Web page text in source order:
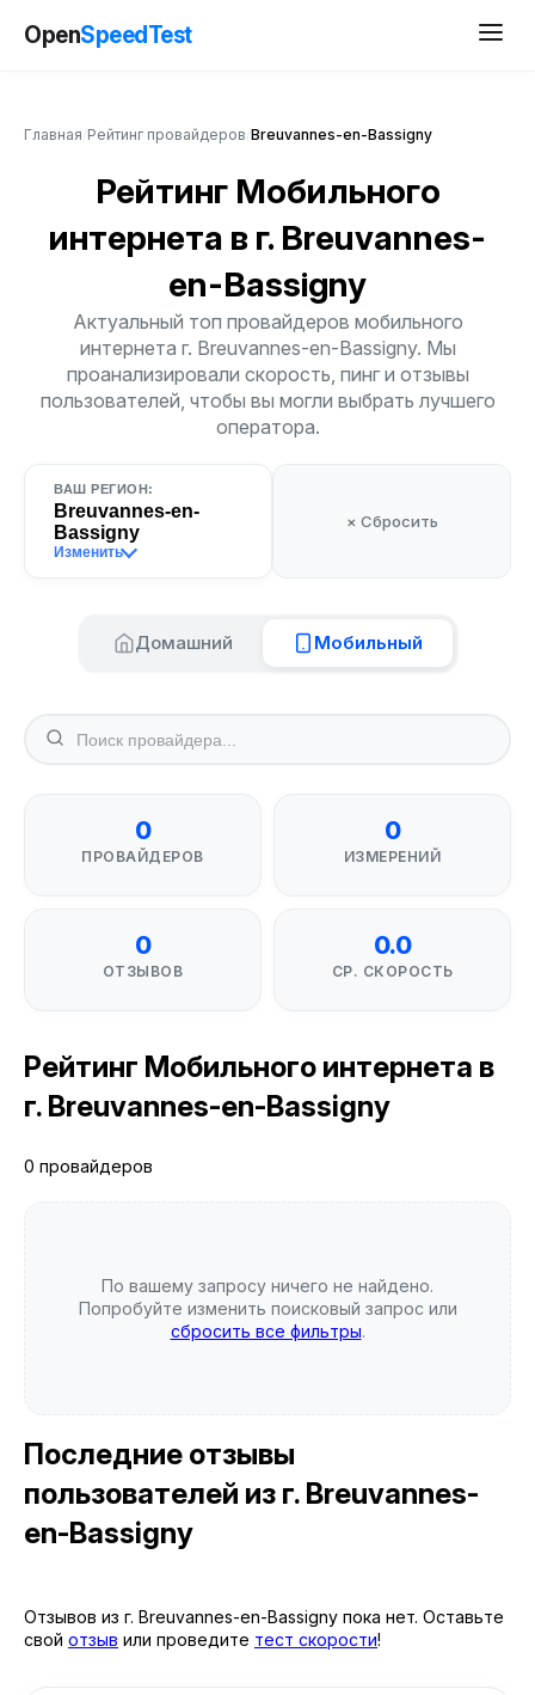
OpenSpeedTest
Главная Рейтинг провайдеров Breuvannes-en-Bassigny
Рейтинг Мобильного
интернета в г. Breuvannes-
en-Bassigny
Актуальный топ провайдеров мобильного
интернета г. Breuvannes-en-Bassigny. Мы
проанализировали скорость, пинг и отзывы
пользователей, чтобы вы могли выбрать лучшего
оператора.
ВАШ РЕГИОН:
Breuvannes-en-
Bassigny
Изменить
× Сбросить
Домашний Мобильный
0
ПРОВАЙДЕРОВ
0
ИЗМЕРЕНИЙ
0
ОТЗЫВОВ
0.0
СР. СКОРОСТЬ
Рейтинг Мобильного интернета в
г. Breuvannes-en-Bassigny
0 провайдеров
По вашему запросу ничего не найдено.
Попробуйте изменить поисковый запрос или
сбросить все фильтры.
Последние отзывы
пользователей из г. Breuvannes-
en-Bassigny
Отзывов из г. Breuvannes-en-Bassigny пока нет. Оставьте
свой отзыв или проведите тест скорости!